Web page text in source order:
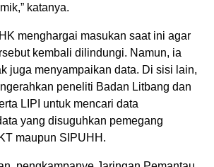
katanya.
menghargai masukan saat ini agar
kembali dilindungi. Namun, ia
juga menyampaikan data. Di sisi lain,
peneliti Badan Litbang dan
LIPI untuk mencari data
yang disuguhkan pemegang
maupun SIPUHH.